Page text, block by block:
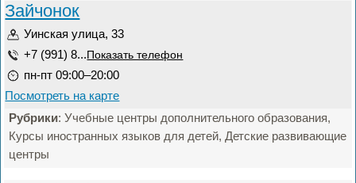
Зайчонок
Уинская улица, 33
+7 (991) 8... Показать телефон
пн-пт 09:00–20:00
Посмотреть на карте
Рубрики: Учебные центры дополнительного образования,
Курсы иностранных языков для детей, Детские развивающие
центры